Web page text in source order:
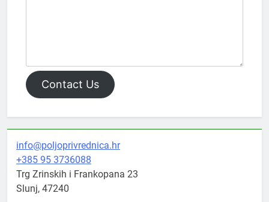
Contact Us
info@poljoprivrednica.hr
+385 95 3736088
Trg Zrinskih i Frankopana 23
Slunj, 47240